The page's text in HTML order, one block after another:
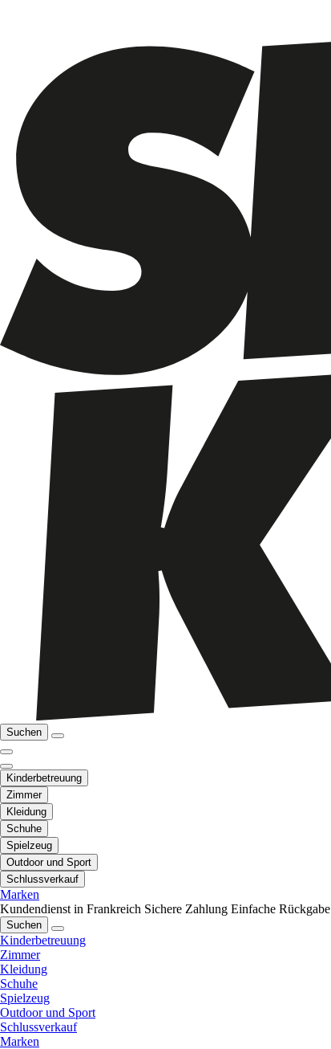
Suchen
Kinderbetreuung
Zimmer
Kleidung
Schuhe
Spielzeug
Outdoor und Sport
Schlussverkauf
Marken
Kundendienst in Frankreich Sichere Zahlung Einfache Rückgabe
Suchen
Kinderbetreuung
Zimmer
Kleidung
Schuhe
Spielzeug
Outdoor und Sport
Schlussverkauf
Marken